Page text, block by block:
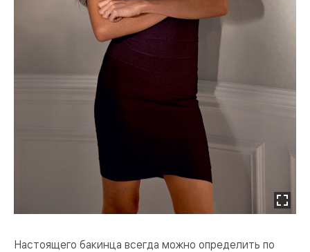
Настоящего бакинца всегда можно определить по